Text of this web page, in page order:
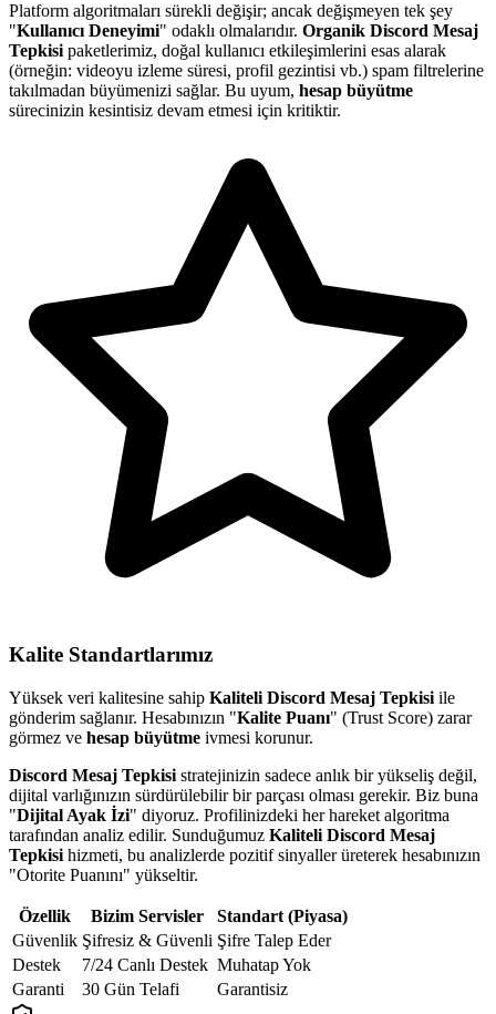
Platform algoritmaları sürekli değişir; ancak değişmeyen tek şey
"Kullanıcı Deneyimi" odaklı olmalarıdır. Organik Discord Mesaj
Tepkisipaketlerimiz, doğal kullanıcı etkileşimlerini esas alarak
(örneğin: videoyu izleme süresi, profil gezintisi vb.) spam filtrelerine
takılmadan büyümenizi sağlar. Bu uyum, hesap büyütme
sürecinizin kesintisiz devam etmesi için kritiktir.
Kalite Standartlarımız
Yüksek veri kalitesine sahip Kaliteli Discord Mesaj Tepkisi ile
gönderim sağlanır. Hesabınızın "Kalite Puanı" (Trust Score) zarar
görmez ve hesap büyütme ivmesi korunur.
Discord Mesaj Tepkisi stratejinizin sadece anlık bir yükseliş değil,
dijital varlığınızın sürdürülebilir bir parçası olması gerekir. Biz buna
"Dijital Ayak İzi" diyoruz. Profilinizdeki her hareket algoritma
tarafından analiz edilir. Sunduğumuz Kaliteli Discord Mesaj
Tepkisi hizmeti, bu analizlerde pozitif sinyaller üreterek hesabınızın
"Otorite Puanını" yükseltir.
Özellik Bizim Servisler
Standart (Piyasa)
Güvenlik Şifresiz & Güvenli Şifre Talep Eder
Destek
7/24 Canlı Destek Muhatap Yok
Garanti
30 Gün Telafi Garantisiz